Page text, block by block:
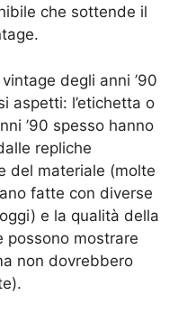
che sottende il
degli anni ’90
aspetti: l’etichetta o
’90 spesso hanno
repliche
del materiale (molte
fatte con diverse
e la qualità della
possono mostrare
non dovrebbero